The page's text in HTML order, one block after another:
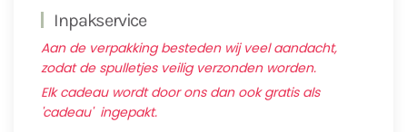
Inpakservice
Aan de verpakking besteden wij veel aandacht,
zodat de spulletjes veilig verzonden worden.
Elk cadeau wordt door ons dan ook gratis als
'cadeau' ingepakt.